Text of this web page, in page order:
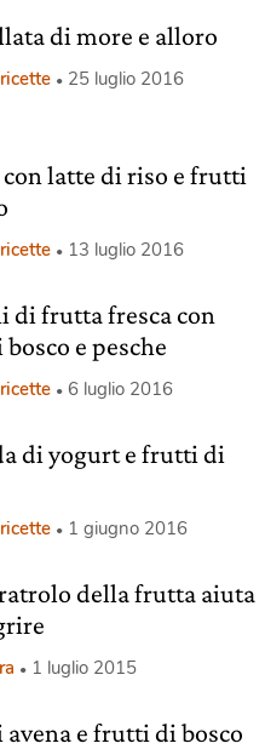
di more e alloro
25 luglio 2016
latte di riso e frutti
13 luglio 2016
di frutta fresca con
e pesche
6 luglio 2016
di yogurt e frutti di
1 giugno 2016
della frutta aiuta
1 luglio 2015
avena e frutti di bosco